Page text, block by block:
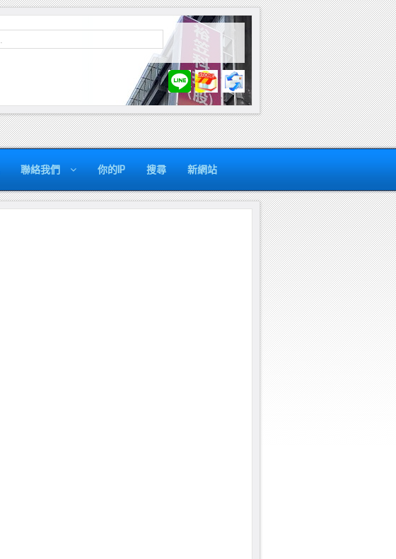
聯絡我們 你的IP 搜尋 新網站